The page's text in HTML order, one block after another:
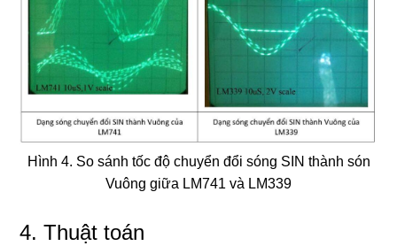
Hình 4. So sánh tốc độ chuyển đổi sóng SIN thành són
Vuông giữa LM741 và LM339
4. Thuật toán